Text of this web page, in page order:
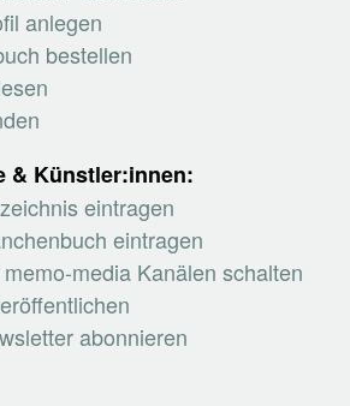
anlegen
bestellen
& Künstler:innen:
eintragen
eintragen
media Kanälen schalten
abonnieren